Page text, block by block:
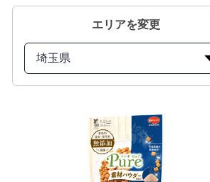
エリアを変更
埼玉県